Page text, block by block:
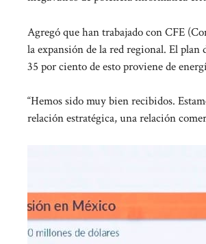
Agregó que han trabajado con CFE
la expansión de la red regional. El plan
35 por ciento de esto proviene de
“Hemos sido muy bien recibidos.
relación estratégica, una relación